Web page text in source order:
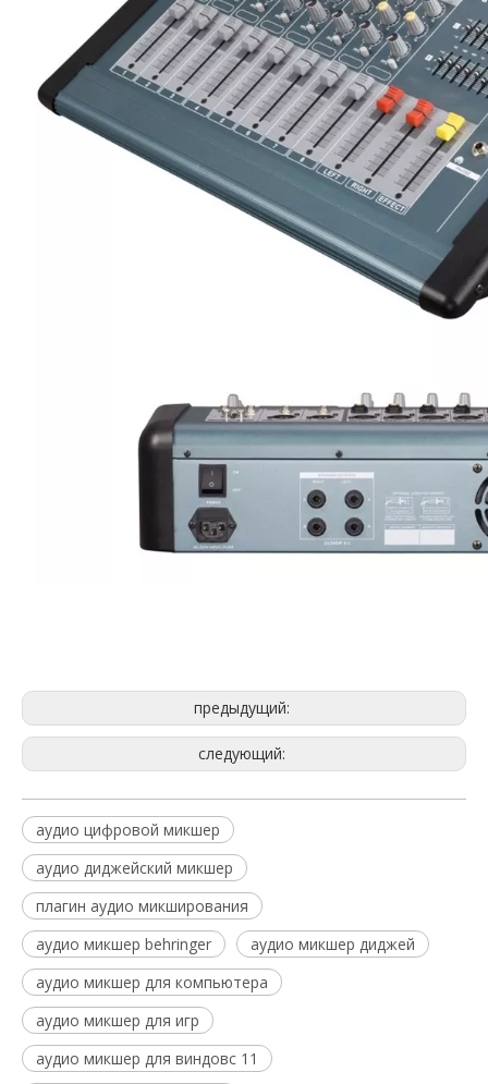
предыдущий:
следующий:
аудио цифровой микшер
аудио диджейский микшер
плагин аудио микширования
аудио микшер behringer
аудио микшер диджей
аудио микшер для компьютера
аудио микшер для игр
аудио микшер для виндовс 11